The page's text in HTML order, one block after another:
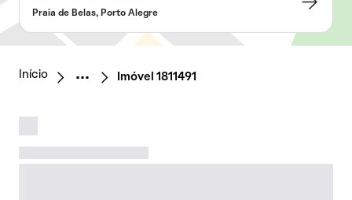
Praia de Belas, Porto Alegre
Início Imóvel 1811491